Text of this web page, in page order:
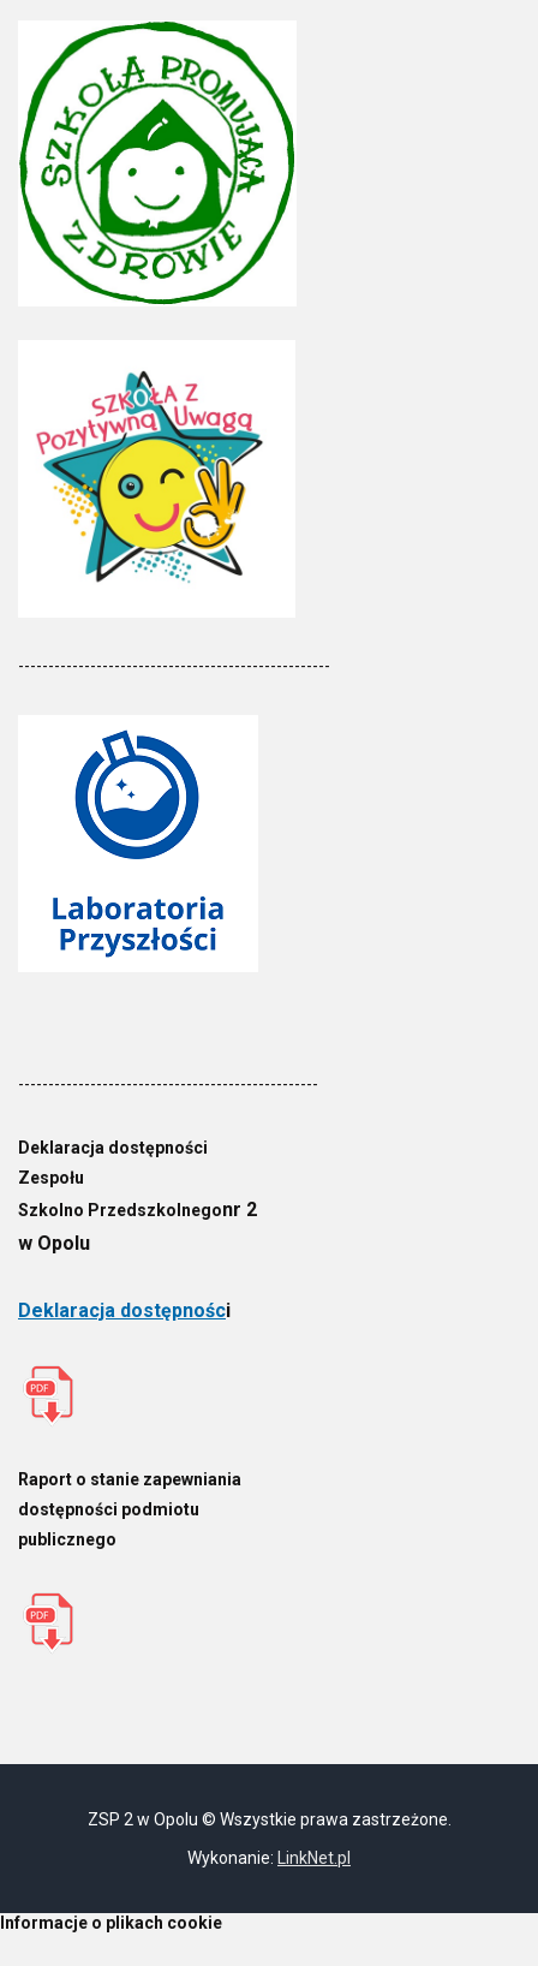
----------------------------------------------------
--------------------------------------------------
Deklaracja dostępności
Zespołu
Szkolno Przedszkolnegonr 2
w Opolu
Deklaracja dostępności
Raport o stanie zapewniania
dostępności podmiotu
publicznego
ZSP 2 w Opolu © Wszystkie prawa zastrzeżone.
Wykonanie:
LinkNet.pl
Informacje o plikach cookie